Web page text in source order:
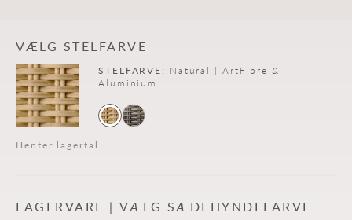
VÆLG STELFARVE
STELFARVE: Natural | ArtFibre &
Aluminium
Henter lagertal
LAGERVARE | VÆLG SÆDEHYNDEFARVE